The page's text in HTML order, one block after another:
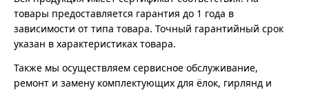
товары предоставляется гарантия до 1 года в
зависимости от типа товара. Точный гарантийный срок
указан в характеристиках товара.
Также мы осуществляем сервисное обслуживание,
ремонт и замену комплектующих для ёлок, гирлянд и